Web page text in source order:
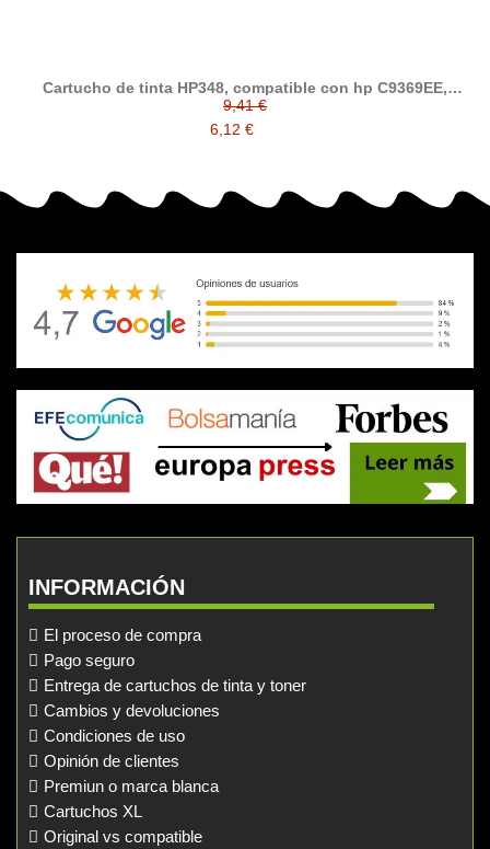
Cartucho de tinta HP348, compatible con hp C9369EE,
Photo
9,41 €
6,12 €
INFORMACIÓN
El proceso de compra
Pago seguro
Entrega de cartuchos de tinta y toner
Cambios y devoluciones
Condiciones de uso
Opinión de clientes
Premiun o marca blanca
Cartuchos XL
Original vs compatible